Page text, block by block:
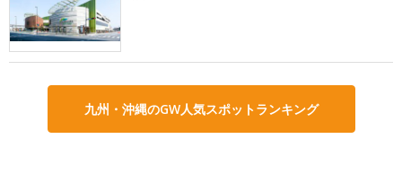
九州・沖縄のGW人気スポットランキング